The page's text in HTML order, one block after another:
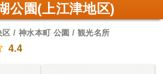
公園(上江津地区)
/ 神水本町 公園 / 観光名所
4.4